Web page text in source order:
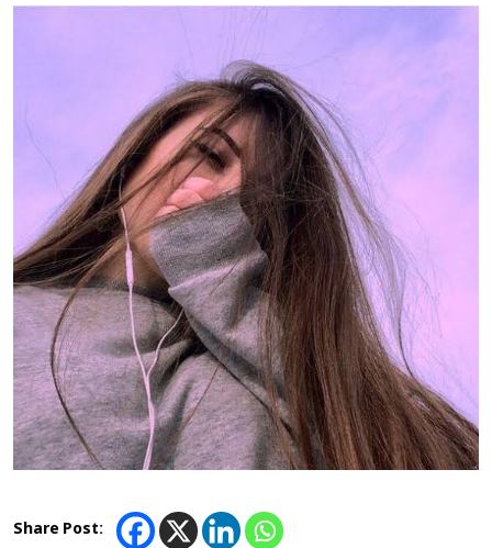
Share Post: